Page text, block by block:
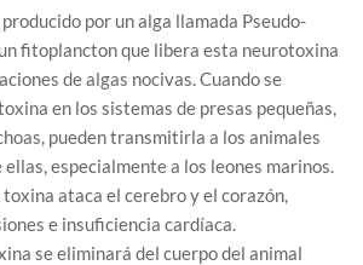
por un alga llamada Pseudo-
fitoplancton que libera esta neurotoxina
de algas nocivas. Cuando se
en los sistemas de presas pequeñas,
pueden transmitirla a los animales
especialmente a los leones marinos.
ataca el cerebro y el corazón,
e insuficiencia cardíaca.
se eliminará del cuerpo del animal